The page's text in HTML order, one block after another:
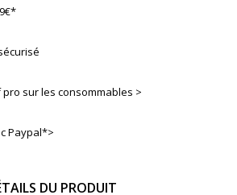
sur les consommables >
Paypal*>
DU PRODUIT